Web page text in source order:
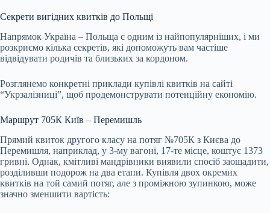
Секрети вигідних квитків до Польщі
Напрямок Україна – Польща є одним із найпопулярніших, і ми
розкриємо кілька секретів, які допоможуть вам частіше
відвідувати родичів та близьких за кордоном.
Розглянемо конкретні приклади купівлі квитків на сайті
“Укрзалізниці”, щоб продемонструвати потенційну економію.
Маршрут 705К Київ – Перемишль
Прямий квиток другого класу на потяг №705К з Києва до
Перемишля, наприклад, у 3-му вагоні, 17-те місце, коштує 1373
гривні. Однак, кмітливі мандрівники виявили спосіб заощадити,
розділивши подорож на два етапи. Купівля двох окремих
квитків на той самий потяг, але з проміжною зупинкою, може
значно зменшити вартість: